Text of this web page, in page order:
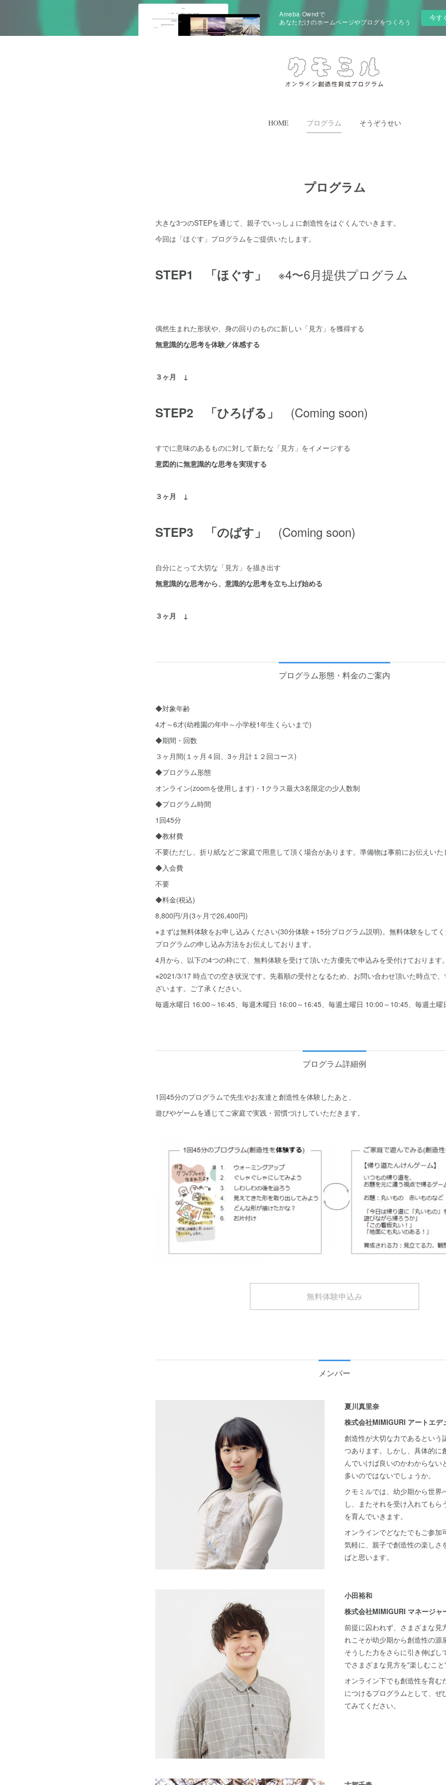
Ameba Owndで
あなただけのホームページやブログをつくろう
今す
HOME プログラム そうぞうせい
プログラム
大きな3つのSTEPを通じて、親子でいっしょに創造性をはぐくんでいきます。
今回は「ほぐす」プログラムをご提供いたします。
STEP1 「ほぐす」 ※4〜6月提供プログラム
偶然生まれた形状や、身の回りのものに新しい「見方」を獲得する
無意識的な思考を体験／体感する
３ヶ月 ↓
STEP2 「ひろげる」 (Coming soon)
すでに意味のあるものに対して新たな「見方」をイメージする
意図的に無意識的な思考を実現する
３ヶ月 ↓
STEP3 「のばす」 (Coming soon)
自分にとって大切な「見方」を描き出す
無意識的な思考から、意識的な思考を立ち上げ始める
３ヶ月 ↓
プログラム形態・料金のご案内
◆対象年齢
4才～6才(幼稚園の年中～小学校1年生くらいまで)
◆期間・回数
３ヶ月間(１ヶ月４回、3ヶ月計１２回コース)
◆プログラム形態
オンライン(zoomを使用します)・1クラス最大3名限定の少人数制
◆プログラム時間
1回45分
◆教材費
不要(ただし、折り紙などご家庭で用意して頂く場合があります。準備物は事前にお伝えいた
◆入会費
不要
◆料金(税込)
8,800円/月(3ヶ月で26,400円)
※まずは無料体験をお申し込みください(30分体験＋15分プログラム説明)。無料体験をして
プログラムの申し込み方法をお伝えしております。
4月から、以下の4つの枠にて、無料体験を受けて頂いた方優先で申込みを受付けております
※2021/3/17 時点での空き状況です。先着順の受付となるため、お問い合わせ頂いた時点で
ざいます。ご了承ください。
毎週水曜日 16:00～16:45、毎週木曜日 16:00～16:45、毎週土曜日 10:00～10:45、毎週土
プログラム詳細例
1回45分のプログラムで先生やお友達と創造性を体験したあと、
遊びやゲームを通じてご家庭で実践・習慣づけしていただきます。
無料体験申込み
メンバー
夏川真里奈
株式会社MIMIGURI アートエデ
創造性が大切な力であるという
つあります。しかし、具体的に
んでいけば良いのかわからない
多いのではないでしょうか。
クモミルでは、幼少期から世界
し、またそれを受け入れてもら
を育んでいきます。
オンラインでどなたでもご参加
気軽に、親子で創造性の楽しさ
ばと思います。
小田裕和
株式会社MIMIGURI マネージャ
前提に囚われず、さまざまな見
れこそが幼少期から創造性の源
そうした力をさらに引き伸ばし
でさまざまな見方を"楽しむこ
オンライン下でも創造性を育む
につけるプログラムとして、ぜ
てみてください。